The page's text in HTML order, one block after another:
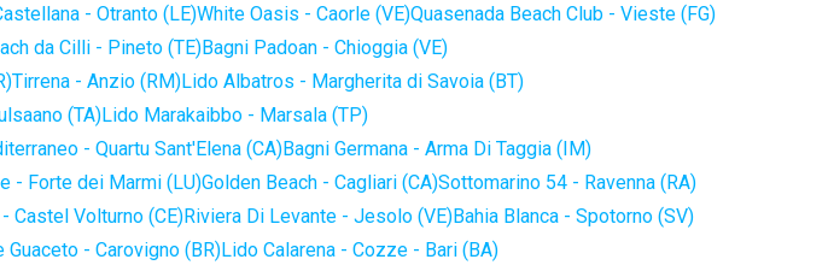
- Otranto (LE)White Oasis - Caorle (VE)Quasenada Beach Club - Vieste (FG)
da Cilli - Pineto (TE)Bagni Padoan - Chioggia (VE)
Tirrena - Anzio (RM)Lido Albatros - Margherita di Savoia (BT)
(TA)Lido Marakaibbo - Marsala (TP)
- Quartu Sant'Elena (CA)Bagni Germana - Arma Di Taggia (IM)
- Forte dei Marmi (LU)Golden Beach - Cagliari (CA)Sottomarino 54 - Ravenna (RA)
Castel Volturno (CE)Riviera Di Levante - Jesolo (VE)Bahia Blanca - Spotorno (SV)
Guaceto - Carovigno (BR)Lido Calarena - Cozze - Bari (BA)